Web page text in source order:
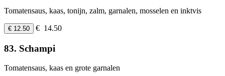
Tomatensaus, kaas, tonijn, zalm, garnalen, mosselen en inktvis
€ 12.50 € 14.50
83. Schampi
Tomatensaus, kaas en grote garnalen